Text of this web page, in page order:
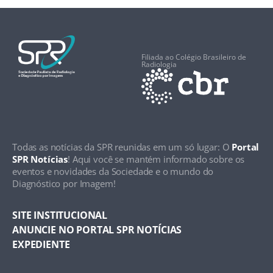
Filiada ao Colégio Brasileiro de
Radiologia
Todas as notícias da SPR reunidas em um só lugar: O Portal
SPR Notícias! Aqui você se mantém informado sobre os
eventos e novidades da Sociedade e o mundo do
Diagnóstico por Imagem!
SITE INSTITUCIONAL
ANUNCIE NO PORTAL SPR NOTÍCIAS
EXPEDIENTE